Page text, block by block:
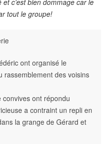
tout le groupe!
ont organisé le
rassemblement des voisins
convives ont répondu
a contraint un repli en
la grange de Gérard et